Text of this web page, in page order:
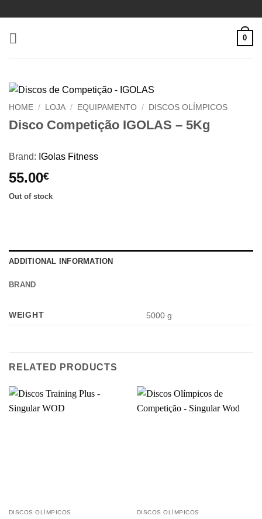
content
0
HOME / LOJA / EQUIPAMENTO / DISCOS OLÍMPICOS
Disco Competição IGOLAS – 5Kg
Brand: IGolas Fitness
55.00€
Out of stock
ADDITIONAL INFORMATION
BRAND
WEIGHT 5000 g
RELATED PRODUCTS
DISCOS OLÍMPICOS DISCOS OLÍMPICOS